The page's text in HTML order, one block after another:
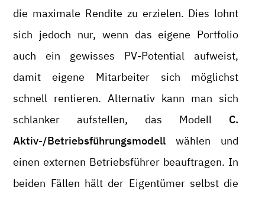
die maximale Rendite zu erzielen. Dies lohnt
sich jedoch nur, wenn das eigene Portfolio
auch ein gewisses PV-Potential aufweist,
damit eigene Mitarbeiter sich möglichst
schnell rentieren. Alternativ kann man sich
schlanker aufstellen, das Modell C.
Aktiv-/Betriebsführungsmodell wählen und
einen externen Betriebsführer beauftragen. In
beiden Fällen hält der Eigentümer selbst die